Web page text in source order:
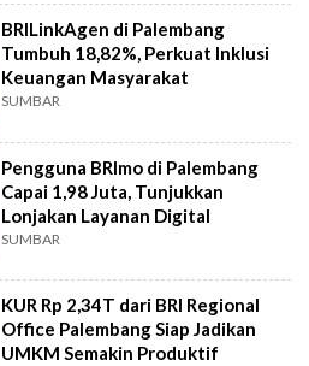
BRILinkAgen di Palembang
Tumbuh 18,82%, Perkuat Inklusi
Keuangan Masyarakat
SUMBAR
Pengguna BRImo di Palembang
Capai 1,98 Juta, Tunjukkan
Lonjakan Layanan Digital
SUMBAR
KUR Rp 2,34T dari BRI Regional
Office Palembang Siap Jadikan
UMKM Semakin Produktif